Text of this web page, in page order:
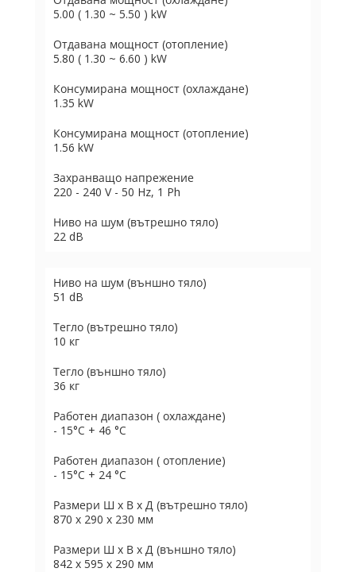
5.00 ( 1.30 ~ 5.50 ) kW
Отдавана мощност (отопление)
5.80 ( 1.30 ~ 6.60 ) kW
Консумирана мощност (охлаждане)
1.35 kW
Консумирана мощност (отопление)
1.56 kW
Захранващо напрежение
220 - 240 V - 50 Hz, 1 Ph
Ниво на шум (вътрешно тяло)
22 dB
Ниво на шум (външно тяло)
51 dB
Тегло (вътрешно тяло)
10 кг
Тегло (външно тяло)
36 кг
Работен диапазон ( охлаждане)
- 15°C + 46 °C
Работен диапазон ( отопление)
- 15°C + 24 °C
Размери Ш х В х Д (вътрешно тяло)
870 х 290 х 230 мм
Размери Ш х В х Д (външно тяло)
842 х 595 х 290 мм